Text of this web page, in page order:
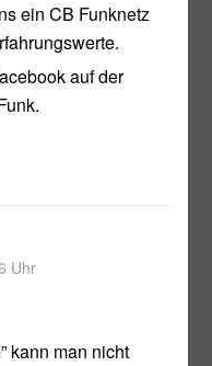
ein CB Funknetz
auf der
Uhr
kann man nicht